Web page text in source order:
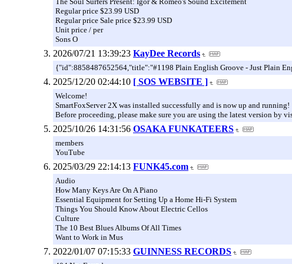
Regular price $23.99 USD
Regular price Sale price $23.99 USD
Unit price / per
Sons O
2026/07/21 13:39:23 KayDee Records
{"id":8858487652564,"title":"#1198 Plain English Groove - Just Plain
2025/12/20 02:44:10 [ SOS WEBSITE ]
Welcome!
SmartFoxServer 2X was installed successfully and is now up and running!
Before proceeding, please make sure you are using the latest version by
2025/10/26 14:31:56 OSAKA FUNKATEERS
members
YouTube
2025/03/29 22:14:13 FUNK45.com
Audio
How Many Keys Are On A Piano
Essential Equipment for Setting Up a Home Hi-Fi System
Things You Should Know About Electric Cellos
Culture
The 10 Best Blues Albums Of All Times
Want to Work in Mus
2022/01/07 07:15:33 GUINNESS RECORDS